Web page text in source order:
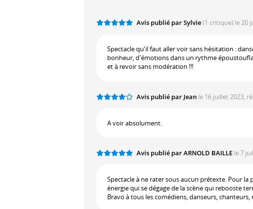
Avis publié par Sylvie(1 critique) le 20
Spectacle qu'il faut aller voir sans hésitation :
bonheur, d'émotions dans un rythme
et à revoir sans modération !!!
Avis publié par Jean le 16 juillet 2023,
A voir absolument.
Avis publié par ARNOLD BAILLE le 7
Spectacle à ne rater sous aucun prétexte. Pour la
énergie qui se dégage de la scène qui rebooste
Bravo à tous les comédiens, danseurs, chanteurs,